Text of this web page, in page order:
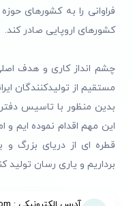
فراوانی را به کشورهای
کشورهای اروپایی صادر کند.
چشم انداز کاری و هدف
مستقیم از تولیدکنندگان
بدین منظور با تاسیس
این مهم اقدام نموده ایم و
قطره ای از دریای بزرگ و
برداریم و یاری رسان